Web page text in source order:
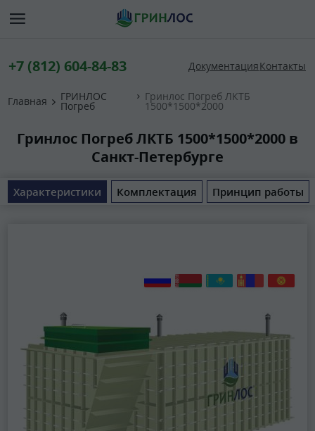
+7 (812) 604-84-83 ДокументацияКонтакты
Главная ГРИНЛОС
Погреб
Гринлос Погреб ЛКТБ
1500*1500*2000
Гринлос Погреб ЛКТБ 1500*1500*2000 в
Санкт-Петербурге
Характеристики Комплектация Принцип работы